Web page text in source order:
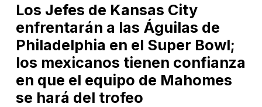
Los Jefes de Kansas City
enfrentarán a las Águilas de
Philadelphia en el Super Bowl;
los mexicanos tienen confianza
en que el equipo de Mahomes
se hará del trofeo